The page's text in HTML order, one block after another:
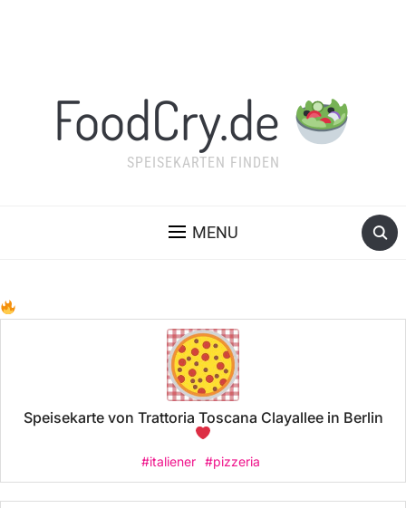
FoodCry.de
SPEISEKARTEN FINDEN
MENU
Speisekarte von Trattoria Toscana Clayallee in Berlin
#italiener #pizzeria